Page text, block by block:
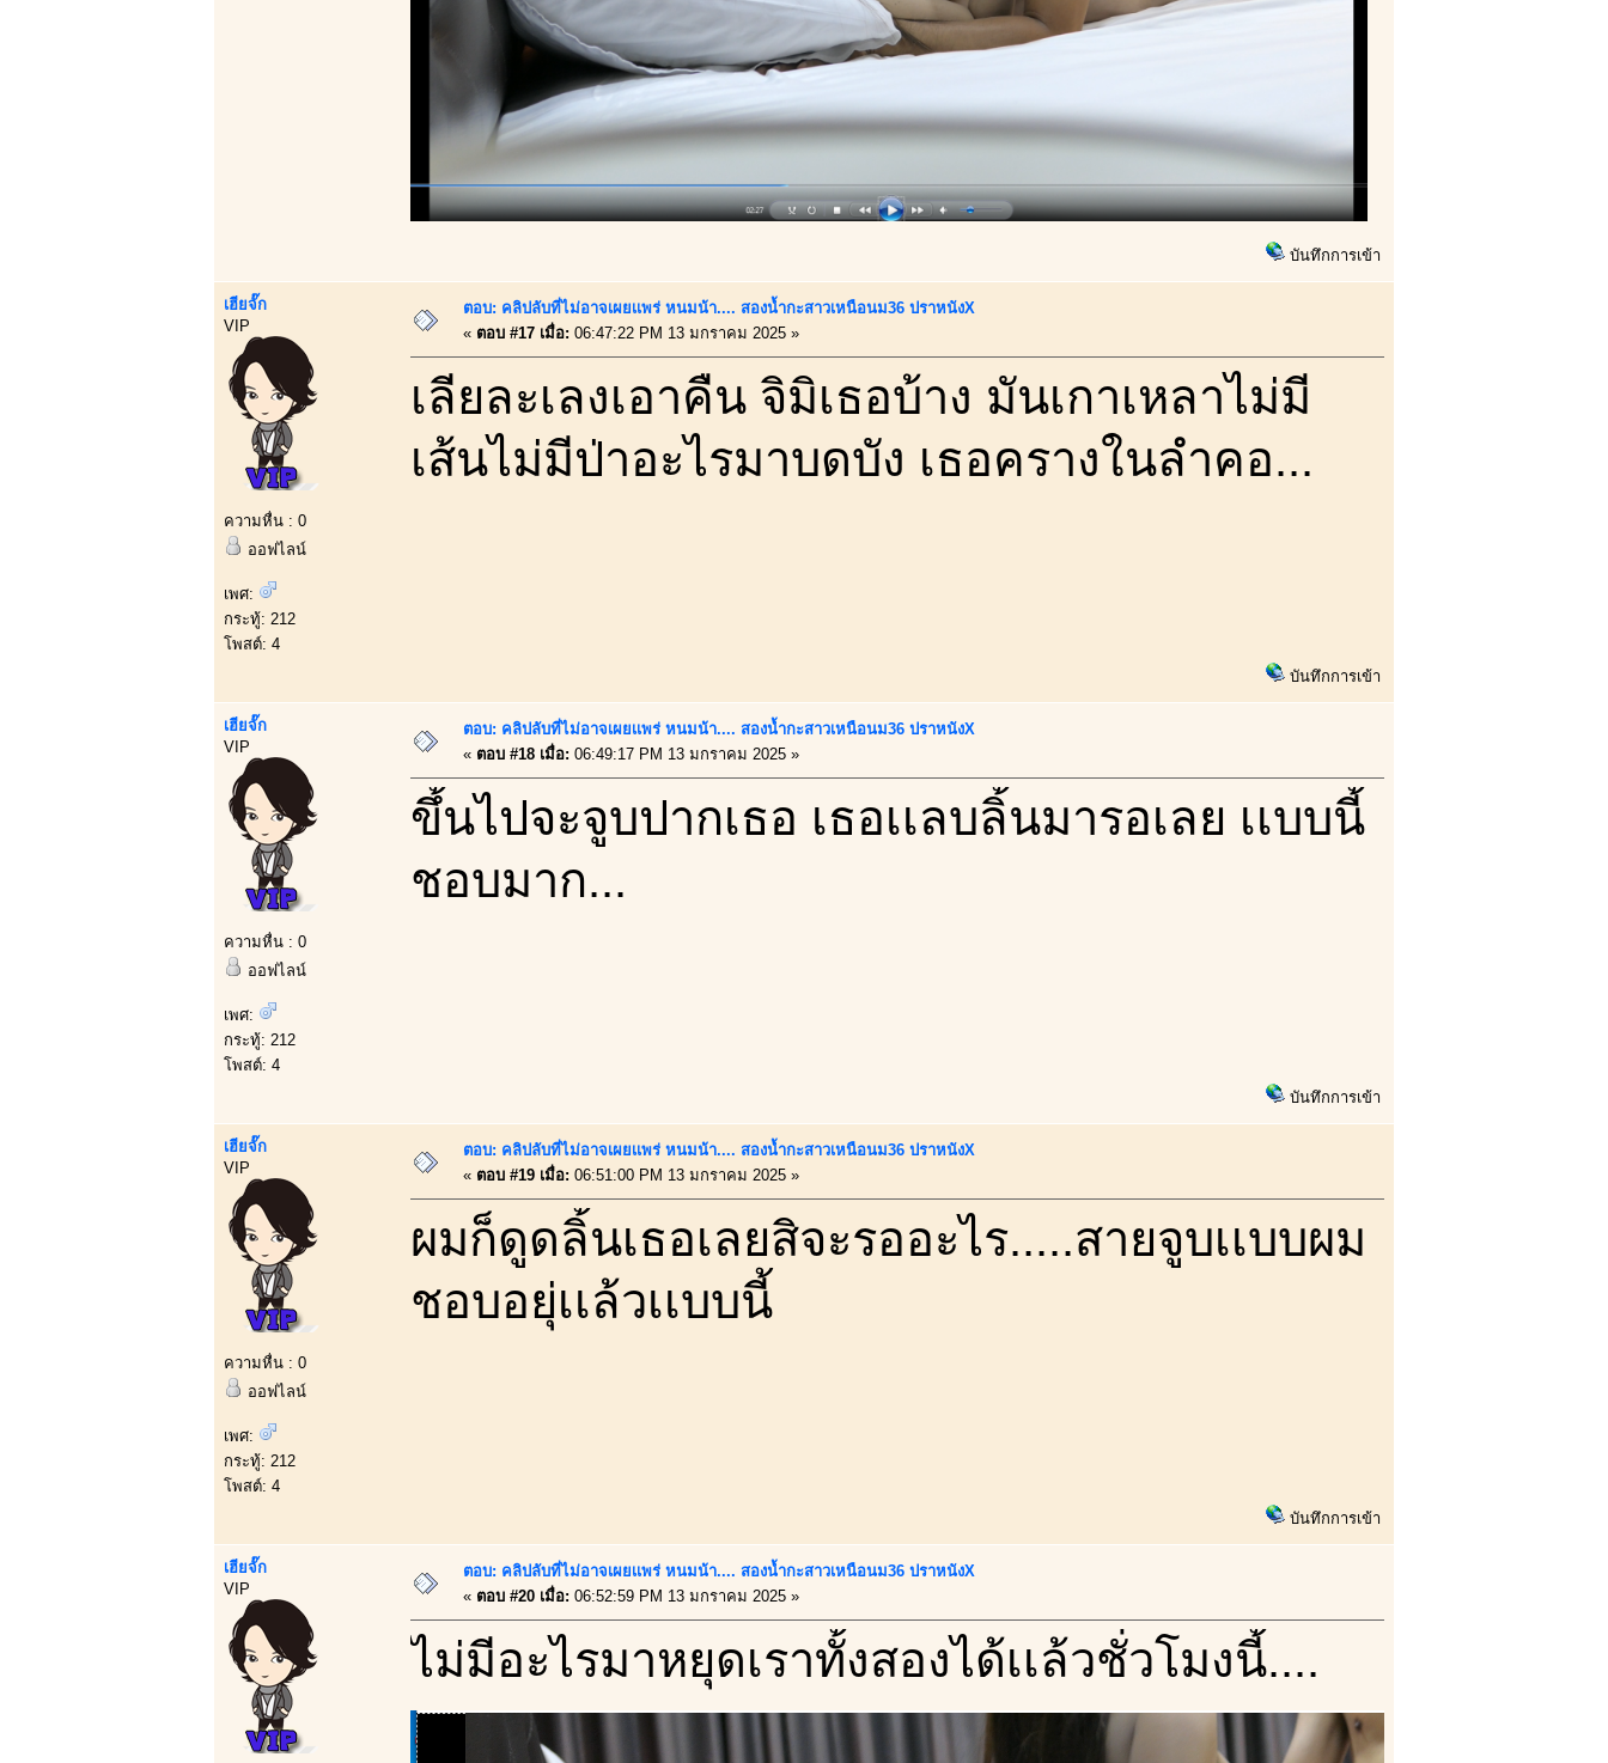
บันทึกการเข้า
เฮียจั๊ก
VIP
ความหื่น : 0
ออฟไลน์
เพศ:
กระทู้: 212
โพสต์: 4
ตอบ: คลิปลับที่ไม่อาจเผยเเพร่ หนมน้า.... สองน้ำกะสาวเหนือนม36 ปราหนังX
« ตอบ #17 เมื่อ: 06:47:22 PM 13 มกราคม 2025 »
เลียละเลงเอาคืน จิมิเธอบ้าง มันเกาเหลาไม่มี
เส้นไม่มีป่าอะไรมาบดบัง เธอครางในลำคอ...
บันทึกการเข้า
เฮียจั๊ก
VIP
ความหื่น : 0
ออฟไลน์
เพศ:
กระทู้: 212
โพสต์: 4
ตอบ: คลิปลับที่ไม่อาจเผยเเพร่ หนมน้า.... สองน้ำกะสาวเหนือนม36 ปราหนังX
« ตอบ #18 เมื่อ: 06:49:17 PM 13 มกราคม 2025 »
ขึ้นไปจะจูบปากเธอ เธอเเลบลิ้นมารอเลย เเบบนี้
ชอบมาก...
บันทึกการเข้า
เฮียจั๊ก
VIP
ความหื่น : 0
ออฟไลน์
เพศ:
กระทู้: 212
โพสต์: 4
ตอบ: คลิปลับที่ไม่อาจเผยเเพร่ หนมน้า.... สองน้ำกะสาวเหนือนม36 ปราหนังX
« ตอบ #19 เมื่อ: 06:51:00 PM 13 มกราคม 2025 »
ผมก็ดูดลิ้นเธอเลยสิจะรออะไร.....สายจูบเเบบผม
ชอบอยุ่เเล้วเเบบนี้
บันทึกการเข้า
เฮียจั๊ก
VIP
ตอบ: คลิปลับที่ไม่อาจเผยเเพร่ หนมน้า.... สองน้ำกะสาวเหนือนม36 ปราหนังX
« ตอบ #20 เมื่อ: 06:52:59 PM 13 มกราคม 2025 »
ไม่มีอะไรมาหยุดเราทั้งสองได้เเล้วชั่วโมงนี้....